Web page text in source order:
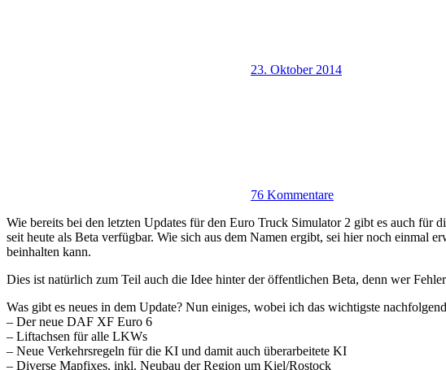
23. Oktober 2014
76 Kommentare
Wie bereits bei den letzten Updates für den Euro Truck Simulator 2 gibt es auch für
seit heute als Beta verfügbar. Wie sich aus dem Namen ergibt, sei hier noch einmal
beinhalten kann.
Dies ist natürlich zum Teil auch die Idee hinter der öffentlichen Beta, denn wer
Was gibt es neues in dem Update? Nun einiges, wobei ich das wichtigste
– Der neue DAF XF Euro 6
– Liftachsen für alle LKWs
– Neue Verkehrsregeln für die KI und damit auch überarbeitete KI
– Diverse Mapfixes, inkl. Neubau der Region um Kiel/Rostock